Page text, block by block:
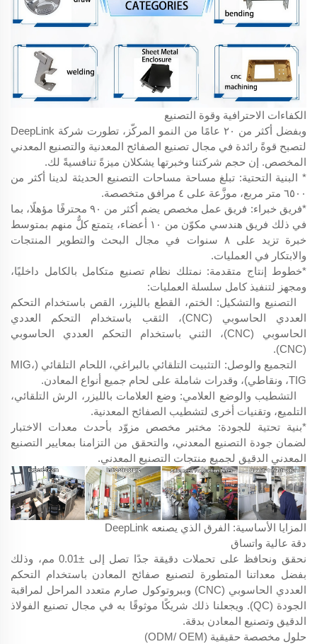
الكفاءات الاحترافية وقوة التصنيع
وبفضل أكثر من ٢٠ عامًا من النمو المركّز، تطورت شركة DeepLink
لتصبح قوةً رائدة في مجال تصنيع الصفائح المعدنية والتصنيع المعدني
المخصص. إن حجم شركتنا وخبرتها يشكلان ميزةً تنافسيةً لك.
* البنية التحتية: تبلغ مساحة مساحات التصنيع الحديثة لدينا أكثر من
٦٥٠٠ متر مربع، موزَّعة على ٤ مرافق متخصصة.
*فريق خبراء: فريق عمل مخصص يضم أكثر من ٩٠ محترفًا مؤهلًا، بما
في ذلك فريق هندسي مكوّن من ١٠ أعضاء، يتمتع كلٌّ منهم بمتوسط
خبرة تزيد على ٨ سنوات في مجال البحث والتطوير المنتجات
والابتكار في العمليات.
*خطوط إنتاج متقدمة: نمتلك نظام تصنيع متكامل بالكامل داخليًا،
ومجهز لتنفيذ كامل سلسلة العمليات:
التصنيع والتشكيل: الختم، القطع بالليزر، القص باستخدام التحكم
العددي الحاسوبي (CNC)، الثقب باستخدام التحكم العددي
الحاسوبي (CNC)، الثني باستخدام التحكم العددي الحاسوبي
(CNC).
التجميع والوصل: التثبيت التلقائي بالبراغي، اللحام التلقائي (MIG،
TIG، ونقاطي)، وقدرات شاملة على لحام جميع أنواع المعادن.
التشطيب والوضع العلامي: وضع العلامات بالليزر، الرش التلقائي،
التلميع، وتقنيات أخرى لتشطيب الصفائح المعدنية.
*بنية تحتية للجودة: مختبر مخصص مزوّد بأحدث معدات الاختبار
لضمان جودة التصنيع المعدني، والتحقق من التزامنا بمعايير التصنيع
المعدني الدقيق لجميع منتجات التصنيع المعدني.
المزايا الأساسية: الفرق الذي يصنعه DeepLink
دقة عالية واتساق
نحقق ونحافظ على تحملات دقيقة جدًا تصل إلى ±0.01 مم، وذلك
بفضل معداتنا المتطورة لتصنيع صفائح المعادن باستخدام التحكم
العددي الحاسوبي (CNC) وببروتوكول صارم متعدد المراحل لمراقبة
الجودة (QC). ويجعلنا ذلك شريكًا موثوقًا به في مجال تصنيع الفولاذ
الدقيق وتصنيع المعادن بدقة.
حلول مخصصة حقيقية (ODM/ OEM)